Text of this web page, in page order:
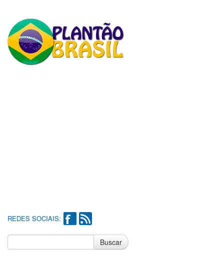
REDES SOCIAIS:
Buscar